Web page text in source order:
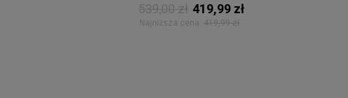
539,00 zł 419,99 zł
Najniższa cena: 419,99 zł